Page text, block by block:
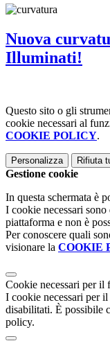
Nuova
Illuminati!
Questo sito o gli
cookie necessari al
COOKIE POLICY.
Personalizza Rifiuta
Gestione cookie
In questa schermata è
I cookie necessari
piattaforma e non è
Per conoscere quali
visionare la COOKIE
Cookie necessari per il
I cookie necessari per
disabilitati. È possibile
policy.